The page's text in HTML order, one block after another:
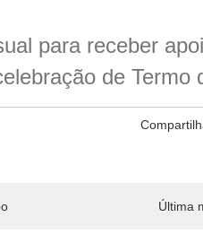
para receber
de Termo
Última